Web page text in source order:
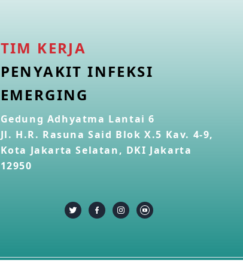
TIM KERJA
PENYAKIT INFEKSI
EMERGING
Gedung Adhyatma Lantai 6
Jl. H.R. Rasuna Said Blok X.5 Kav. 4-9,
Kota Jakarta Selatan, DKI Jakarta
12950